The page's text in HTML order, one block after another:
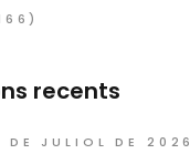
recents
DE JULIOL DE 2026